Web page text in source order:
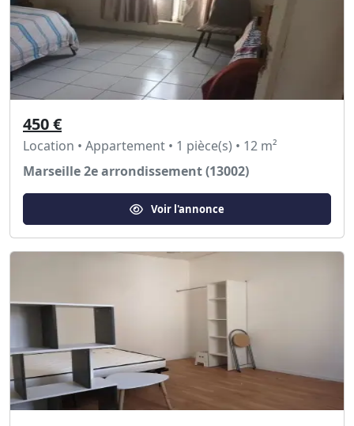
450 €
Location • Appartement • 1 pièce(s) • 12 m²
Marseille 2e arrondissement (13002)
Voir l'annonce